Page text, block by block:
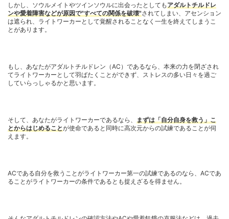
しかし、ソウルメイトやツインソウルに出会ったとしても アダルトチルドレ
ンや愛着障害などが原因で"すべての関係を破壊"されてしまい、アセンション
は遮られ、ライトワーカーとして覚醒されることなく一生を終えてしまうこ
とがあります。
もし、あなたがアダルトチルドレン（AC）であるなら、本来の力を閉ざされ
てライトワーカーとして羽ばたくことができず、ストレスの多い日々を過ご
していらっしゃるかと思います。
そして、あなたがライトワーカーであるなら、
まずは「自分自身を救う」こ
とからはじめることが使命であると同時に高次元からの試練であることが伺
えます。
ACである自分を救うことがライトワーカー第一の試練であるのなら、ACであ
ることがライトワーカーの条件であるとも捉えざるを得ません。